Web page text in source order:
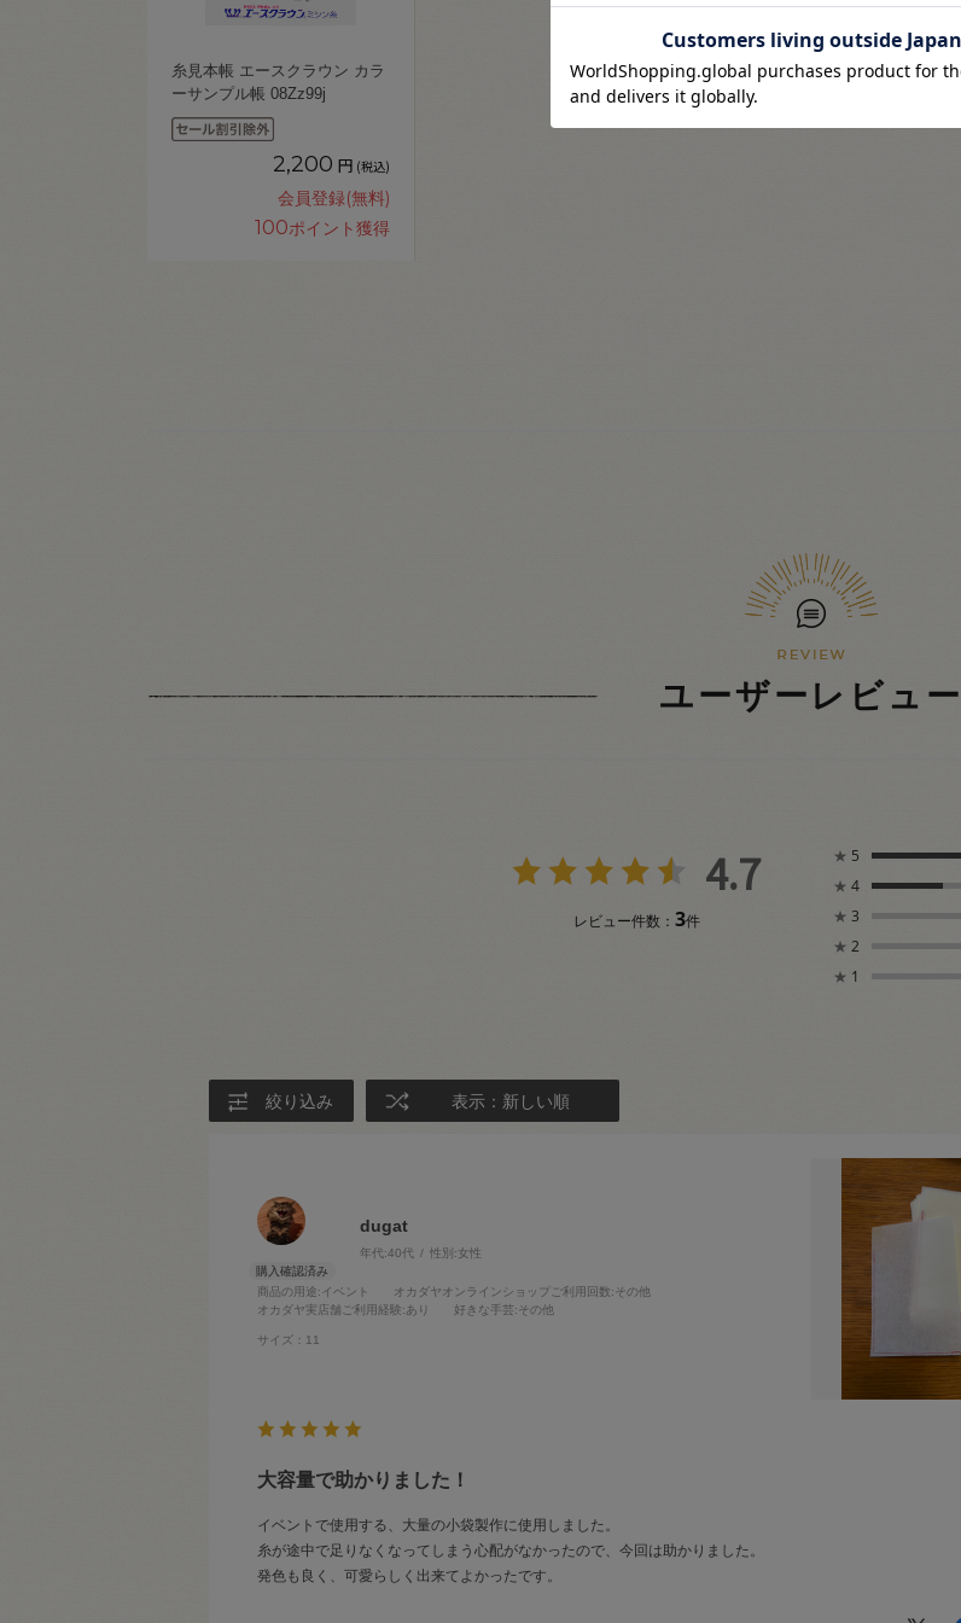
糸見本帳 エースクラウン カラ
ーサンプル帳 08Zz99j
2,200 円 (税込)
会員登録(無料)
100ポイント獲得
ユーザーレビュー
4.7
レビュー件数： 3件
★ 5
★ 4
★ 3
★ 2
★ 1
絞り込み 表示：新しい順
dugat
年代:40代 性別:女性
商品の用途:イベント オカダヤオンラインショップご利用回数:その他
オカダヤ実店舗ご利用経験:あり 好きな手芸:その他
サイズ：11
大容量で助かりました！
イベントで使用する、大量の小袋製作に使用しました。
糸が途中で足りなくなってしまう心配がなかったので、今回は助かりました。
発色も良く、可愛らしく出来てよかったです。